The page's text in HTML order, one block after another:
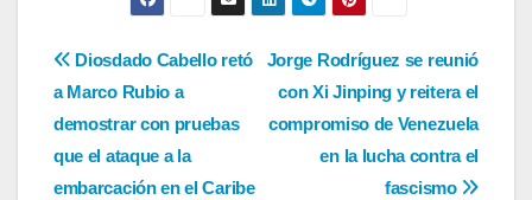
Navegación
de
entradas
Jorge Rodríguez se reunió
con Xi Jinping y reitera el
compromiso de Venezuela
en la lucha contra el
fascismo
Diosdado Cabello retó
a Marco Rubio a
demostrar con pruebas
que el ataque a la
embarcación en el Caribe